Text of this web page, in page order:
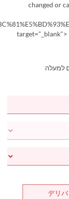
changed or
למעלה
デリ